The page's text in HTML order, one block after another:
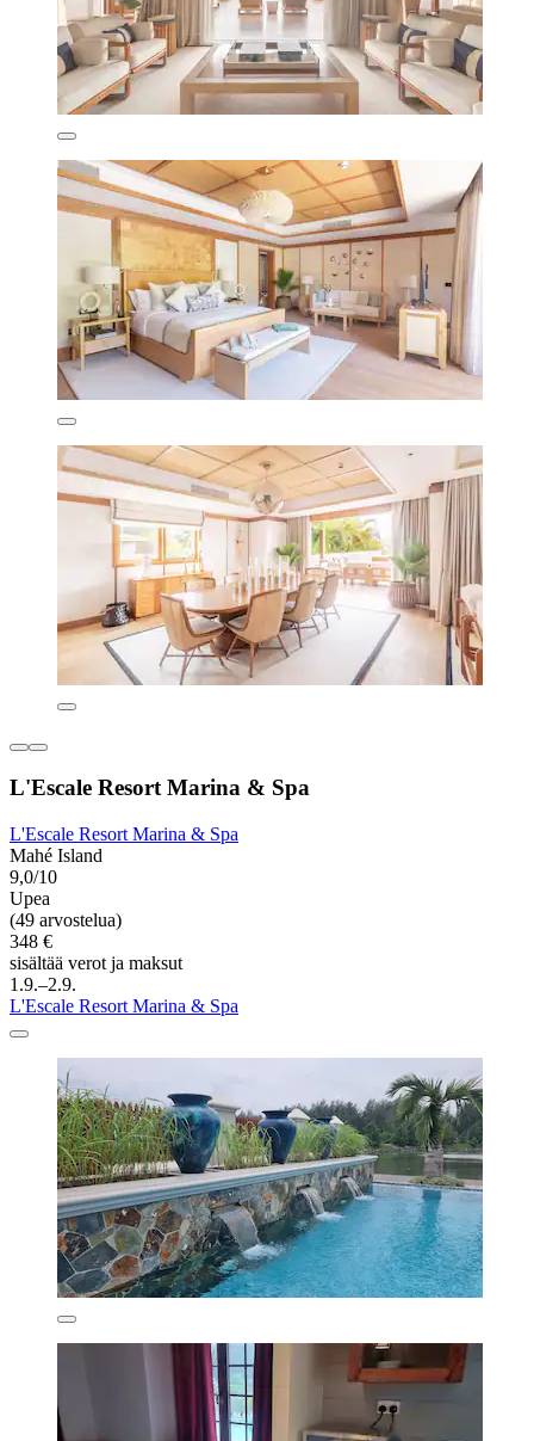
L'Escale Resort Marina & Spa
L'Escale Resort Marina & Spa
Mahé Island
9,0/10
Upea
(49 arvostelua)
348 €
sisältää verot ja maksut
1.9.–2.9.
L'Escale Resort Marina & Spa